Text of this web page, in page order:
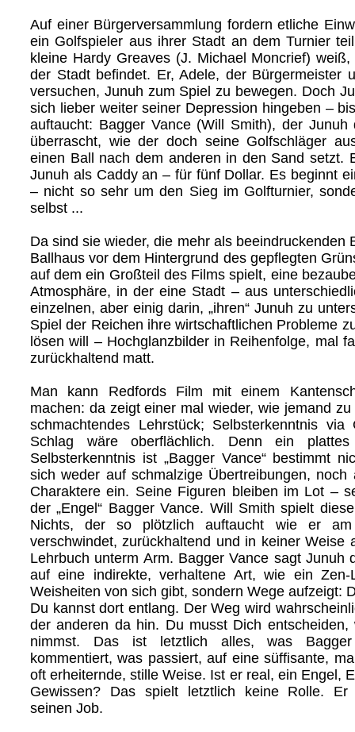
Auf einer Bürgerversammlung fordern etliche
ein Golfspieler aus ihrer Stadt an dem Turnier
kleine Hardy Greaves (J. Michael Moncrief)
der Stadt befindet. Er, Adele, der Bürgermeister
versuchen, Junuh zum Spiel zu bewegen. Doch
sich lieber weiter seiner Depression hingeben –
auftaucht: Bagger Vance (Will Smith), der Junuh
überrascht, wie der doch seine Golfschläger
einen Ball nach dem anderen in den Sand setzt.
Junuh als Caddy an – für fünf Dollar. Es beginnt
– nicht so sehr um den Sieg im Golfturnier,
selbst ...
Da sind sie wieder, die mehr als beeindruckenden
Ballhaus vor dem Hintergrund des gepflegten
auf dem ein Großteil des Films spielt, eine
Atmosphäre, in der eine Stadt – aus
einzelnen, aber einig darin, „ihren“ Junuh zu
Spiel der Reichen ihre wirtschaftlichen Probleme
lösen will – Hochglanzbilder in Reihenfolge, mal
zurückhaltend matt.
Man kann Redfords Film mit einem
machen: da zeigt einer mal wieder, wie jemand
schmachtendes Lehrstück; Selbsterkenntnis
Schlag wäre oberflächlich. Denn ein
Selbsterkenntnis ist „Bagger Vance“ bestimmt
sich weder auf schmalzige Übertreibungen, noch
Charaktere ein. Seine Figuren bleiben im Lot –
der „Engel“ Bagger Vance. Will Smith spielt
Nichts, der so plötzlich auftaucht wie er am
verschwindet, zurückhaltend und in keiner Weise
Lehrbuch unterm Arm. Bagger Vance sagt Junuh
auf eine indirekte, verhaltene Art, wie ein Zen-
Weisheiten von sich gibt, sondern Wege aufzeigt:
Du kannst dort entlang. Der Weg wird
der anderen da hin. Du musst Dich entscheiden,
nimmst. Das ist letztlich alles, was
kommentiert, was passiert, auf eine süffisante,
oft erheiternde, stille Weise. Ist er real, ein Engel,
Gewissen? Das spielt letztlich keine Rolle. Er
seinen Job.